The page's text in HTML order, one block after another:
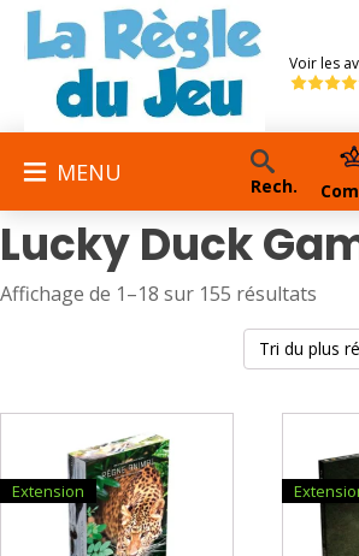
Voir les
MENU Rech.
Lucky Duck
Affichage de 1–18 sur 155 résultats
du
plus
au
Extension